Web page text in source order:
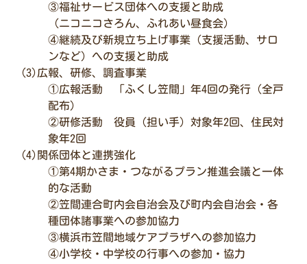
③福祉サービス団体への支援と助成
（ニコニコさろん、ふれあい昼食会）
④継続及び新規立ち上げ事業（支援活動、サロ
ンなど）への支援と助成
(3)広報、研修、調査事業
①広報活動 「ふくし笠間」年4回の発行（全戸
配布）
②研修活動 役員（担い手）対象年2回、住民対
象年2回
(4)関係団体と連携強化
①第4期かさま・つながるプラン推進会議と一体
的な活動
②笠間連合町内会自治会及び町内会自治会・各
種団体諸事業への参加協力
③横浜市笠間地域ケアプラザへの参加協力
④小学校・中学校の行事への参加・協力